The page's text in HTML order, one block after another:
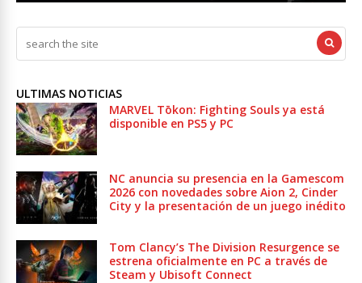
ULTIMAS NOTICIAS
MARVEL Tōkon: Fighting Souls ya está
disponible en PS5 y PC
NC anuncia su presencia en la Gamescom
2026 con novedades sobre Aion 2, Cinder
City y la presentación de un juego inédito
Tom Clancy’s The Division Resurgence se
estrena oficialmente en PC a través de
Steam y Ubisoft Connect